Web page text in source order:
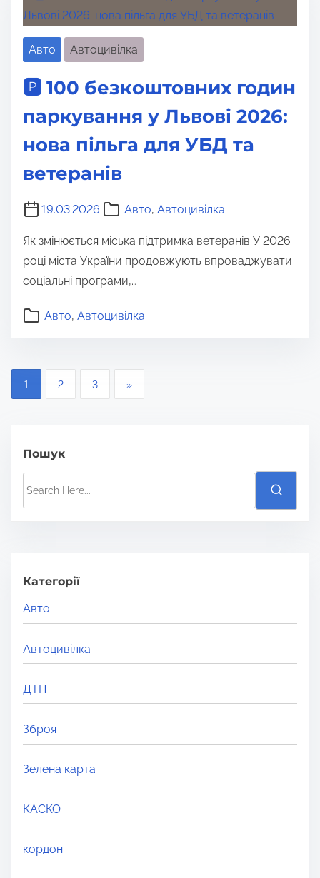
Авто Автоцивілка
🅿️ 100 безкоштовних годин
паркування у Львові 2026:
нова пільга для УБД та
ветеранів
19.03.2026 Авто, Автоцивілка
Як змінюється міська підтримка ветеранів У 2026
році міста України продовжують впроваджувати
соціальні програми,…
Авто, Автоцивілка
П
п
и
1 2 3 »
Пошук
h
H
e
r
e
.
Категорії
Авто
Автоцивілка
ДТП
Зброя
Зелена карта
КАСКО
кордон